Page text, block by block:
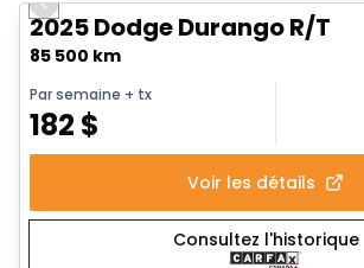
Previous slide
2025 Dodge Durango R/T
85 500 km
Par semaine + tx
182 $
Voir les détails
Consultez l'historique